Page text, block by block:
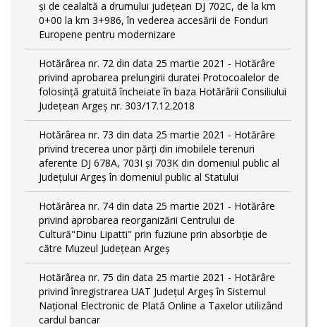
și de cealaltă a drumului județean DJ 702C, de la km
0+00 la km 3+986, în vederea accesării de Fonduri
Europene pentru modernizare
Hotărârea nr. 72 din data 25 martie 2021 - Hotărâre
privind aprobarea prelungirii duratei Protocoalelor de
folosință gratuită încheiate în baza Hotărârii Consiliului
Județean Argeș nr. 303/17.12.2018
Hotărârea nr. 73 din data 25 martie 2021 - Hotărâre
privind trecerea unor părţi din imobilele terenuri
aferente DJ 678A, 703I şi 703K din domeniul public al
Judeţului Argeş în domeniul public al Statului
Hotărârea nr. 74 din data 25 martie 2021 - Hotărâre
privind aprobarea reorganizării Centrului de
Cultură"Dinu Lipatti" prin fuziune prin absorbție de
către Muzeul Județean Argeș
Hotărârea nr. 75 din data 25 martie 2021 - Hotărâre
privind înregistrarea UAT Judeţul Argeş în Sistemul
Naţional Electronic de Plată Online a Taxelor utilizând
cardul bancar